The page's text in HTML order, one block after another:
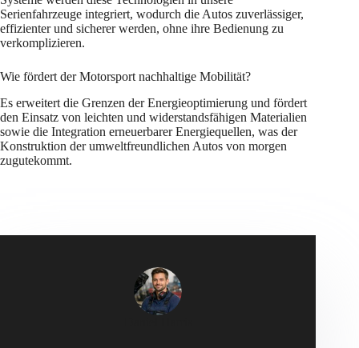
Serienfahrzeuge integriert, wodurch die Autos zuverlässiger,
effizienter und sicherer werden, ohne ihre Bedienung zu
verkomplizieren.
Wie fördert der Motorsport nachhaltige Mobilität?
Es erweitert die Grenzen der Energieoptimierung und fördert
den Einsatz von leichten und widerstandsfähigen Materialien
sowie die Integration erneuerbarer Energiequellen, was der
Konstruktion der umweltfreundlichen Autos von morgen
zugutekommt.